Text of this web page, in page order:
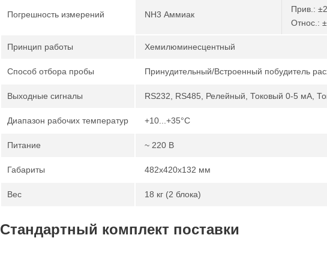
Погрешность измерений NH3 Аммиак
Прив.:
Относ.:
Принцип работы Хемилюминесцентный
Способ отбора пробы Принудительный/Встроенный побудитель
Выходные сигналы RS232, RS485, Релейный, Токовый 0-5 мА,
Диапазон рабочих температур +10...+35°С
Питание ~ 220 В
Габариты 482х420х132 мм
Вес 18 кг (2 блока)
Стандартный комплект поставки